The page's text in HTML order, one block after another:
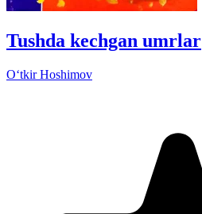
Tushda kechgan umrlar
Oʻtkir Hoshimov